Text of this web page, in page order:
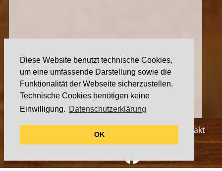
Diese Website benutzt technische Cookies,
um eine umfassende Darstellung sowie die
Funktionalität der Webseite sicherzustellen.
Technische Cookies benötigen keine
Einwilligung. Datenschutzerklärung
OK
Impressum Kontakt